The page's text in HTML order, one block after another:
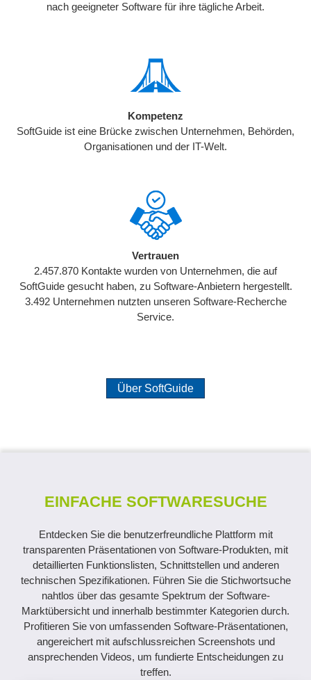
nach geeigneter Software für ihre tägliche Arbeit.
Kompetenz
SoftGuide ist eine Brücke zwischen Unternehmen, Behörden,
Organisationen und der IT-Welt.
Vertrauen
2.457.870 Kontakte wurden von Unternehmen, die auf
SoftGuide gesucht haben, zu Software-Anbietern hergestellt.
3.492 Unternehmen nutzten unseren Software-Recherche
Service.
Über SoftGuide
EINFACHE SOFTWARESUCHE
Entdecken Sie die benutzerfreundliche Plattform mit
transparenten Präsentationen von Software-Produkten, mit
detaillierten Funktionslisten, Schnittstellen und anderen
technischen Spezifikationen. Führen Sie die Stichwortsuche
nahtlos über das gesamte Spektrum der Software-
Marktübersicht und innerhalb bestimmter Kategorien durch.
Profitieren Sie von umfassenden Software-Präsentationen,
angereichert mit aufschlussreichen Screenshots und
ansprechenden Videos, um fundierte Entscheidungen zu
treffen.